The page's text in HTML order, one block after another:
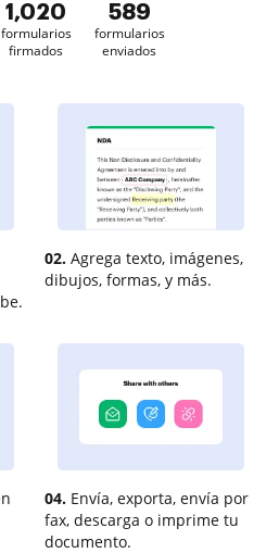
1,020
formularios
firmados
589
formularios
enviados
02. Agrega texto, imágenes,
dibujos, formas, y más.
04. Envía, exporta, envía por
fax, descarga o imprime tu
documento.